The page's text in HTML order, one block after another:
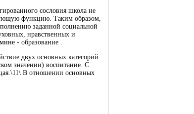
сословия школа не
функцию. Таким образом,
заданной социальной
нравственных и
- образование .
двух основных категорий
значении) воспитание. С
В отношении основных